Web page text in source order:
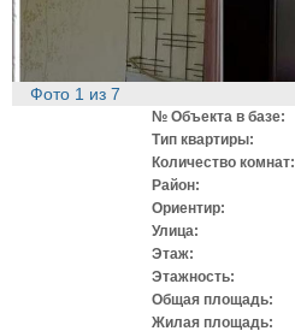
Фото 1 из 7
№ Объекта в базе:
Тип квартиры:
Количество комнат:
Район:
Ориентир:
Улица:
Этаж:
Этажность:
Общая площадь:
Жилая площадь: